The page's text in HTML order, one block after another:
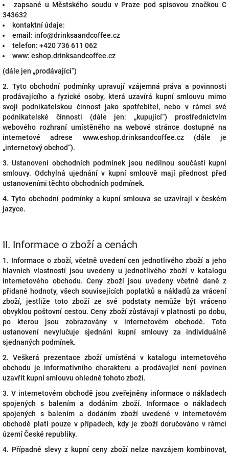
zapsané u Městského soudu v Praze pod spisovou značkou C
343632
kontaktní údaje:
email: info@drinksaandcoffee.cz
telefon: +420 736 611 062
www: eshop.drinksandcoffee.cz
(dále jen „prodávající“)
2. Tyto obchodní podmínky upravují vzájemná práva a povinnosti
prodávajícího a fyzické osoby, která uzavírá kupní smlouvu mimo
svoji podnikatelskou činnost jako spotřebitel, nebo v rámci své
podnikatelské činnosti (dále jen: „kupující“) prostřednictvím
webového rozhraní umístěného na webové stránce dostupné na
internetové adrese www.eshop.drinksandcoffee.cz (dále je
„internetový obchod“).
3. Ustanovení obchodních podmínek jsou nedílnou součástí kupní
smlouvy. Odchylná ujednání v kupní smlouvě mají přednost před
ustanoveními těchto obchodních podmínek.
4. Tyto obchodní podmínky a kupní smlouva se uzavírají v českém
jazyce.
II. Informace o zboží a cenách
1. Informace o zboží, včetně uvedení cen jednotlivého zboží a jeho
hlavních vlastností jsou uvedeny u jednotlivého zboží v katalogu
internetového obchodu. Ceny zboží jsou uvedeny včetně daně z
přidané hodnoty, všech souvisejících poplatků a nákladů za vrácení
zboží, jestliže toto zboží ze své podstaty nemůže být vráceno
obvyklou poštovní cestou. Ceny zboží zůstávají v platnosti po dobu,
po kterou jsou zobrazovány v internetovém obchodě. Toto
ustanovení nevylučuje sjednání kupní smlouvy za individuálně
sjednaných podmínek.
2. Veškerá prezentace zboží umístěná v katalogu internetového
obchodu je informativního charakteru a prodávající není povinen
uzavřít kupní smlouvu ohledně tohoto zboží.
3. V internetovém obchodě jsou zveřejněny informace o nákladech
spojených s balením a dodáním zboží. Informace o nákladech
spojených s balením a dodáním zboží uvedené v internetovém
obchodě platí pouze v případech, kdy je zboží doručováno v rámci
území České republiky.
4. Případné slevy z kupní ceny zboží nelze navzájem kombinovat,